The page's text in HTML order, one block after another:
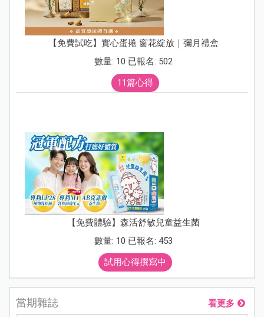
【免費試吃】實心蛋捲 窗花綻放｜彌月禮盒
數量: 10 已報名: 502
11篇心得
【免費體驗】森活舒敏兒童益生菌
數量: 10 已報名: 453
試用心得撰寫中
當期雜誌 看更多